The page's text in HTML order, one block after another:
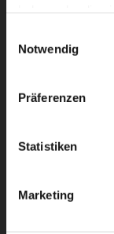
Notwendig
Präferenzen
Statistiken
Marketing